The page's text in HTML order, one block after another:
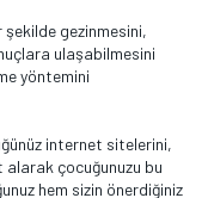
gezinmesini,
ulaşabilmesini
yöntemini
internet sitelerini,
alarak çocuğunuzu bu
hem sizin önerdiğiniz